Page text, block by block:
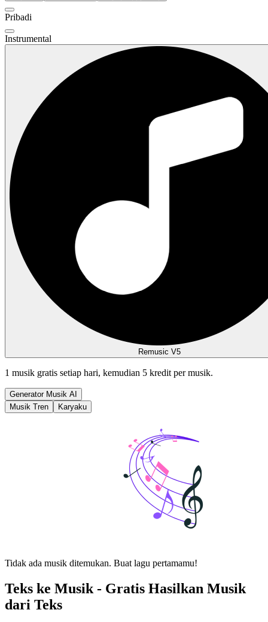
Pribadi
Instrumental
Remusic V5
1 musik gratis setiap hari, kemudian 5 kredit per musik.
Generator Musik AI
Musik Tren
Karyaku
Tidak ada musik ditemukan. Buat lagu pertamamu!
Teks ke Musik - Gratis Hasilkan Musik
dari Teks